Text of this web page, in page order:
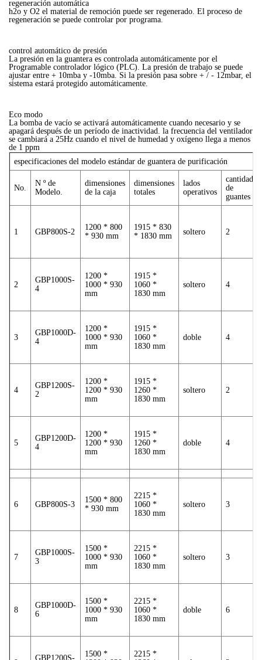
regeneración automática
h2o y O2 el material de remoción puede ser regenerado. El proceso de
regeneración se puede controlar por programa.
control automático de presión
La presión en la guantera es controlada automáticamente por el
Programable controlador lógico (PLC). La presión de trabajo se puede
ajustar entre + 10mba y -10mba. Si la presión pasa sobre + / - 12mbar, el
sistema estará protegido automáticamente.
Eco modo
La bomba de vacío se activará automáticamente cuando necesario y se
apagará después de un período de inactividad. la frecuencia del ventilador
se cambiará a 25Hz cuando el nivel de humedad y oxígeno llega a menos
de 1 ppm
especificaciones del modelo estándar de guantera de purificación
No.
N º de
Modelo.
dimensiones
de la caja
dimensiones
totales
lados
operativos
cantidad
de
guantes
1 GBP800S-2
1200 * 800
* 930 mm
1915 * 830
* 1830 mm
soltero 2
2
GBP1000S-
4
1200 *
1000 * 930
mm
1915 *
1060 *
1830 mm
soltero 4
3
GBP1000D-
4
1200 *
1000 * 930
mm
1915 *
1060 *
1830 mm
doble 4
4
GBP1200S-
2
1200 *
1200 * 930
mm
1915 *
1260 *
1830 mm
soltero 2
5
GBP1200D-
4
1200 *
1200 * 930
mm
1915 *
1260 *
1830 mm
doble 4
6 GBP800S-3
1500 * 800
* 930 mm
2215 *
1060 *
1830 mm
soltero 3
7
GBP1000S-
3
1500 *
1000 * 930
mm
2215 *
1060 *
1830 mm
soltero 3
8
GBP1000D-
6
1500 *
1000 * 930
mm
2215 *
1060 *
1830 mm
doble 6
GBP1200S-
1500 *
2215 *